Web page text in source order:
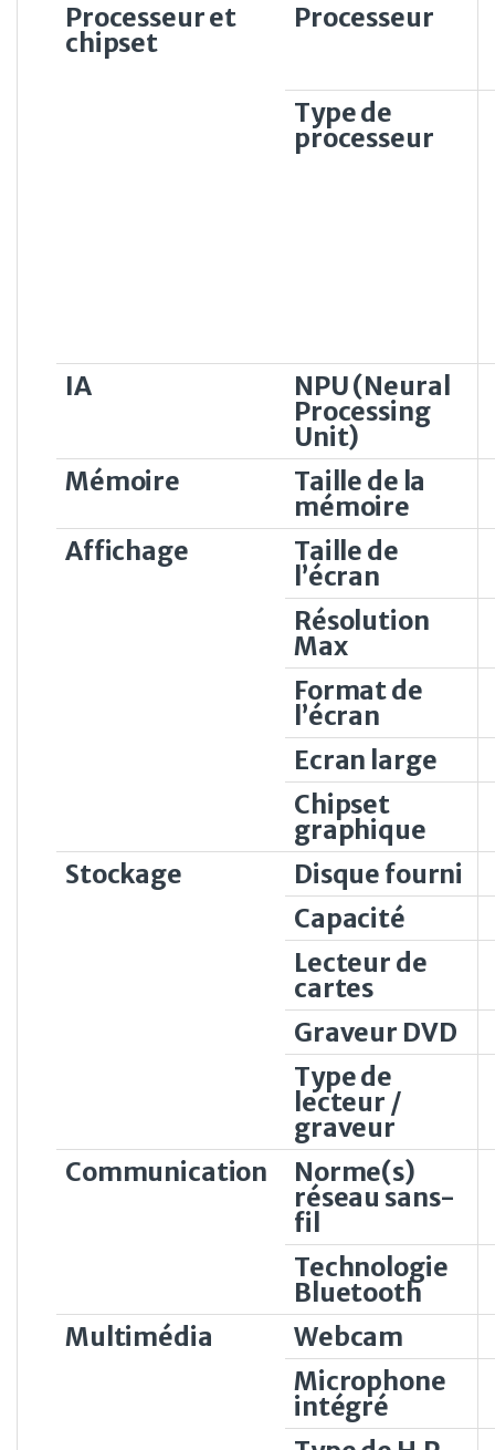
Processeur et
chipset
Processeur
Type de
processeur
IA NPU (Neural
Processing
Unit)
Mémoire
Taille de la
mémoire
Affichage
Taille de
l’écran
Résolution
Max
Format de
l’écran
Ecran large
Chipset
graphique
Stockage
Disque fourni
Capacité
Lecteur de
cartes
Graveur DVD
Type de
lecteur /
graveur
Communication
Norme(s)
réseau sans-
fil
Technologie
Bluetooth
Multimédia
Webcam
Microphone
intégré